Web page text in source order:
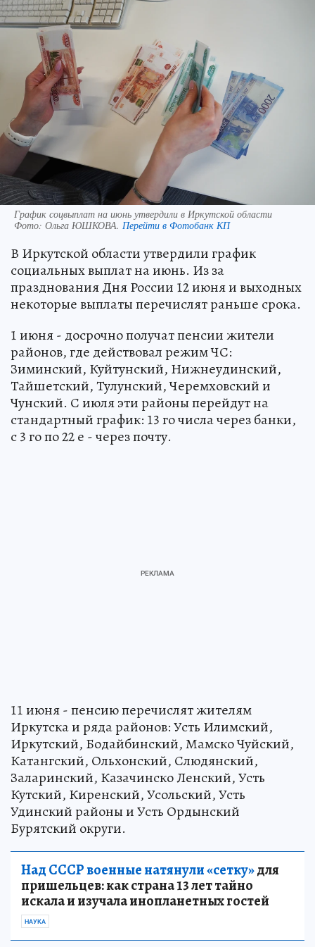
График соцвыплат на июнь утвердили в Иркутской области
Фото: Ольга ЮШКОВА. Перейти в Фотобанк КП
В Иркутской области утвердили график
социальных выплат на июнь. Из за
празднования Дня России 12 июня и выходных
некоторые выплаты перечислят раньше срока.
1 июня - досрочно получат пенсии жители
районов, где действовал режим ЧС:
Зиминский, Куйтунский, Нижнеудинский,
Тайшетский, Тулунский, Черемховский и
Чунский. С июля эти районы перейдут на
стандартный график: 13 го числа через банки,
с 3 го по 22 е - через почту.
11 июня - пенсию перечислят жителям
Иркутска и ряда районов: Усть Илимский,
Иркутский, Бодайбинский, Мамско Чуйский,
Катангский, Ольхонский, Слюдянский,
Заларинский, Казачинско Ленский, Усть
Кутский, Киренский, Усольский, Усть
Удинский районы и Усть Ордынский
Бурятский округи.
Над СССР военные натянули «сетку»для
пришельцев: как страна 13 лет тайно
искала и изучала инопланетных гостей
НАУКА